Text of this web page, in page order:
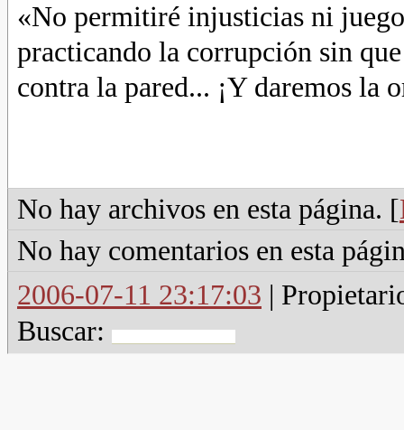
«No permitiré injusticias ni
practicando la corrupción sin
contra la pared... ¡Y daremos la
No hay archivos en esta página. [
No hay comentarios en esta
2006-07-11 23:17:03 |
Buscar: